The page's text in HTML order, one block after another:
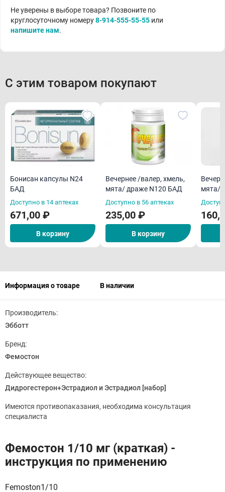
Не уверены в выборе товара? Позвоните по
круглосуточному номеру8-914-555-55-55 или
напишите нам.
С этим товаром покупают
Бонисан капсулы N24
БАД
Доступно в 14 аптеках
671,00 ₽
В корзину
Вечернее /валер, хмель,
мята/ драже N120 БАД
Доступно в 56 аптеках
235,00 ₽
В корзину
мята/
Информация о товаре В наличии
Производитель:
Эбботт
Бренд:
Фемостон
Действующее вещество:
Дидрогестерон+Эстрадиол и Эстрадиол [набор]
Имеются противопаказания, необходима консультация
специалиста
Фемостон 1/10 мг (краткая) -
инструкция по применению
Femoston1/10